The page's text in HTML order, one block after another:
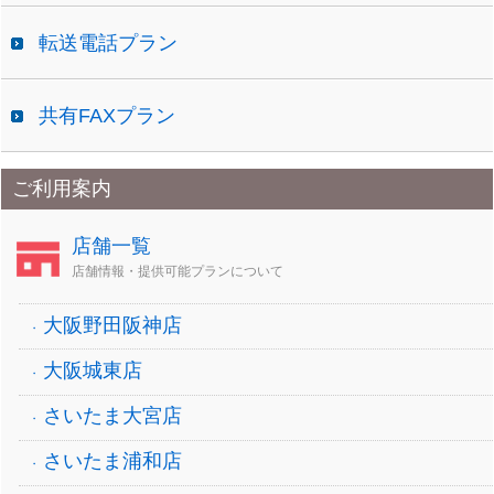
転送電話プラン
共有FAXプラン
ご利用案内
店舗一覧
店舗情報・提供可能プランについて
大阪野田阪神店
大阪城東店
さいたま大宮店
さいたま浦和店